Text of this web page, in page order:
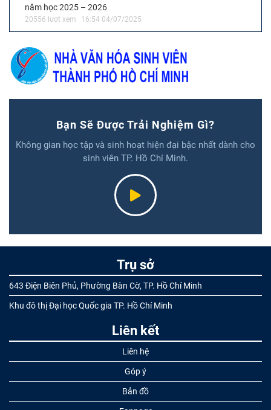
năm học 2025 – 2026
20556 lượt xem 16:54 04/07/2025
Bạn Sẽ Được Trải Nghiệm Gì?
Không gian học tập và sinh hoạt hiện đại bậc nhất dành cho
sinh viên TP. Hồ Chí Minh.
Trụ sở
643 Điện Biên Phủ, Phường Bàn Cờ, TP. Hồ Chí Minh
Khu đô thị Đại học Quốc gia TP. Hồ Chí Minh
Liên kết
Liên hệ
Góp ý
Bản đồ